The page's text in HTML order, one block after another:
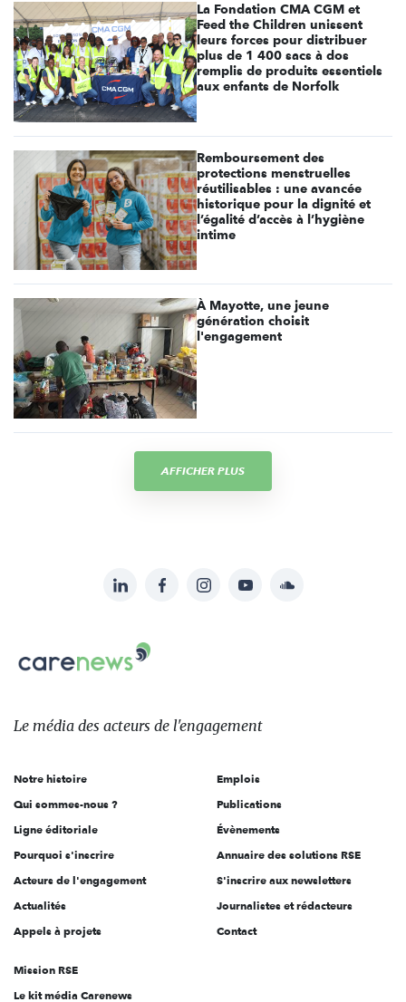
La Fondation CMA CGM et
Feed the Children unissent
leurs forces pour distribuer
plus de 1 400 sacs à dos
remplis de produits essentiels
aux enfants de Norfolk
Remboursement des
protections menstruelles
réutilisables : une avancée
historique pour la dignité et
l’égalité d’accès à l’hygiène
intime
À Mayotte, une jeune
génération choisit
l'engagement
AFFICHER PLUS
sur:
LinkedInFacebookInstagramYouTubeSoundcloud
Carenews,
Le
des
l'engagement
Le média des acteurs de l'engagement
Notre histoire
Qui sommes-nous ?
Ligne éditoriale
Pourquoi s'inscrire
Acteurs de l'engagement
Actualités
Appels à projets
Emplois
Publications
Évènements
Annuaire des solutions RSE
S'inscrire aux newsletters
Journalistes et rédacteurs
Contact
Mission RSE
Le kit média Carenews